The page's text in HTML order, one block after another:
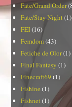
Fate/Grand Order
Fate/Stay Night (1)
FEI(16)
Femdom(43)
Fetiche de Olor(1)
Final Fantasy (1)
Finecraft69 (1)
Fishine (1)
Fishnet (1)